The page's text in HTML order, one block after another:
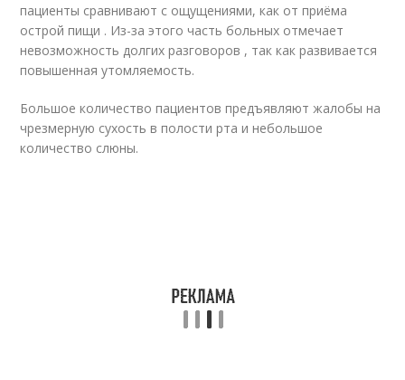
пациенты сравнивают с ощущениями, как от приёма
острой пищи . Из-за этого часть больных отмечает
невозможность долгих разговоров , так как развивается
повышенная утомляемость.
Большое количество пациентов предъявляют жалобы на
чрезмерную сухость в полости рта и небольшое
количество слюны.